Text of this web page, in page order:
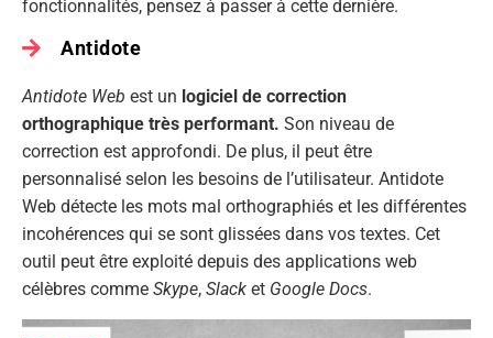
fonctionnalités, pensez à passer à cette dernière.
Antidote
Antidote Web est un logiciel de correction
orthographique très performant. Son niveau de
correction est approfondi. De plus, il peut être
personnalisé selon les besoins de l’utilisateur. Antidote
Web détecte les mots mal orthographiés et les différentes
incohérences qui se sont glissées dans vos textes. Cet
outil peut être exploité depuis des applications web
célèbres comme Skype, Slack et Google Docs.